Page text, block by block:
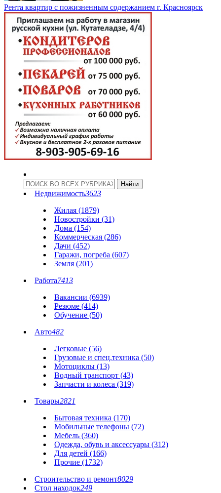
Рента квартир с пожизненным содержанием г. Красноярск
Недвижимость3623
Жилая (1879)
Новостройки (31)
Дома (154)
Коммерческая (286)
Дачи (452)
Гаражи, погреба (607)
Земля (201)
Работа7413
Вакансии (6939)
Резюме (414)
Обучение (50)
Авто482
Легковые (56)
Грузовые и спец.техника (50)
Мотоциклы (13)
Водный транспорт (43)
Запчасти и колеса (319)
Товары2821
Бытовая техника (170)
Мобильные телефоны (72)
Мебель (360)
Одежда, обувь и аксессуары (312)
Для детей (166)
Прочие (1732)
Строительство и ремонт8029
Стол находок249